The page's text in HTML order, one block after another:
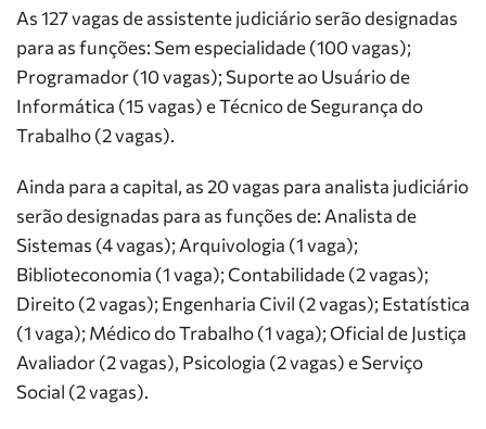
As 127 vagas de assistente judiciário serão designadas
para as funções: Sem especialidade (100 vagas);
Programador (10 vagas); Suporte ao Usuário de
Informática (15 vagas) e Técnico de Segurança do
Trabalho (2 vagas).
Ainda para a capital, as 20 vagas para analista judiciário
serão designadas para as funções de: Analista de
Sistemas (4 vagas); Arquivologia (1 vaga);
Biblioteconomia (1 vaga); Contabilidade (2 vagas);
Direito (2 vagas); Engenharia Civil (2 vagas); Estatística
(1 vaga); Médico do Trabalho (1 vaga); Oficial de Justiça
Avaliador (2 vagas), Psicologia (2 vagas) e Serviço
Social (2 vagas).